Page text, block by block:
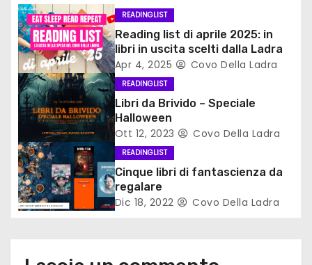
o
n
e
a
r
t
i
READINGLIST
Reading list di aprile 2025: in
libri in uscita scelti dalla Ladra
Apr 4, 2025 Covo Della Ladra
READINGLIST
Libri da Brivido – Speciale
Halloween
Ott 12, 2023 Covo Della Ladra
READINGLIST
Cinque libri di fantascienza da
regalare
Dic 18, 2022 Covo Della Ladra